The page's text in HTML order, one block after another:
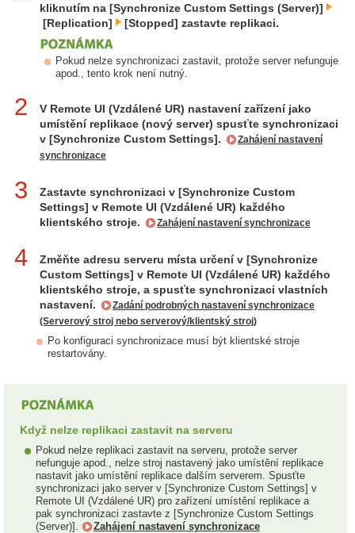
kliknutím na [Synchronize Custom Settings (Server)]
[Replication]
[Stopped] zastavte replikaci.
Pokud nelze synchronizaci zastavit, protože server nefunguje
apod., tento krok není nutný.
2
V Remote UI (Vzdálené UR) nastavení zařízení jako
umístění replikace (nový server) spusťte synchronizaci
v [Synchronize Custom Settings].
Zahájení nastavení
synchronizace
3
Zastavte synchronizaci v [Synchronize Custom
Settings] v Remote UI (Vzdálené UR) každého
klientského stroje.
Zahájení nastavení synchronizace
4
Změňte adresu serveru místa určení v [Synchronize
Custom Settings] v Remote UI (Vzdálené UR) každého
klientského stroje, a spusťte synchronizaci vlastních
nastavení.
Zadání podrobných nastavení synchronizace
(Serverový stroj nebo serverový/klientský stroj)
Po konfiguraci synchronizace musí být klientské stroje
restartovány.
Když nelze replikaci zastavit na serveru
Pokud nelze replikaci zastavit na serveru, protože server
nefunguje apod., nelze stroj nastavený jako umístění replikace
nastavit jako umístění replikace dalším serverem. Spusťte
synchronizaci jako server v [Synchronize Custom Settings] v
Remote UI (Vzdálené UR) pro zařízení umístění replikace a
pak synchronizaci zastavte z [Synchronize Custom Settings
(Server)].
Zahájení nastavení synchronizace